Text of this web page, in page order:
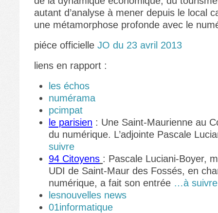
autant d’analyse à mener depuis le local
une métamorphose profonde avec le
piéce officielle JO du 23 avril 2013
liens en rapport :
les échos
numérama
pcimpat
le parisien : Une Saint-Maurienne au
du numérique. L’adjointe Pascale
suivre
94 Citoyens : Pascale Luciani-Boyer,
UDI de Saint-Maur des Fossés, en
numérique, a fait son entrée …à
lesnouvelles news
01informatique